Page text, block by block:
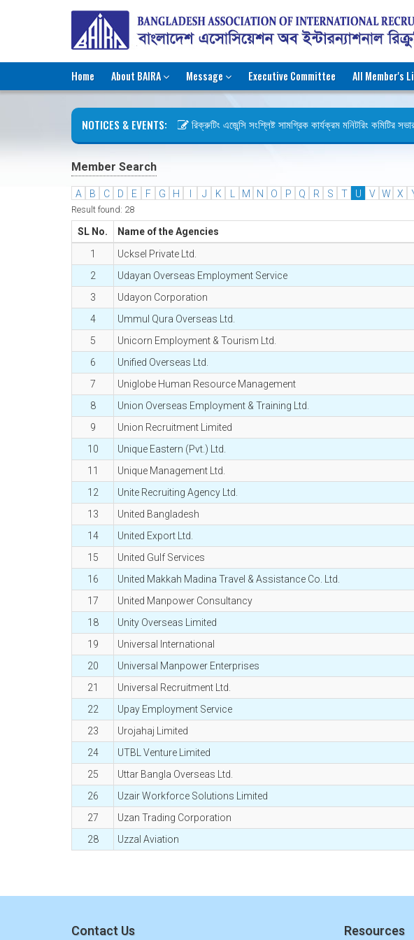
Home About BAIRA Message Executive Committee All Member's
NOTICES & EVENTS: রিক্রুটিং এজেন্সি সংশ্লিষ্ট সামগ্রিক কার্যক্রম মনিটরিং কমিটির সভার
Member Search
A B C D E F G H J K M N O P Q R S T U V W X
Result found: 28
SL No. Name of the Agencies
1
Ucksel Private Ltd.
2
Udayan Overseas Employment Service
3
Udayon Corporation
4
Ummul Qura Overseas Ltd.
5
Unicorn Employment & Tourism Ltd.
6
Unified Overseas Ltd.
7
Uniglobe Human Resource Management
8
Union Overseas Employment & Training Ltd.
9
Union Recruitment Limited
10
Unique Eastern (Pvt.) Ltd.
11
Unique Management Ltd.
12
Unite Recruiting Agency Ltd.
13
United Bangladesh
14
United Export Ltd.
15
United Gulf Services
16
United Makkah Madina Travel & Assistance Co. Ltd.
17
United Manpower Consultancy
18
Unity Overseas Limited
19
Universal International
20
Universal Manpower Enterprises
21
Universal Recruitment Ltd.
22
Upay Employment Service
23
Urojahaj Limited
24
UTBL Venture Limited
25
Uttar Bangla Overseas Ltd.
26
Uzair Workforce Solutions Limited
27
Uzan Trading Corporation
28
Uzzal Aviation
Contact Us Resources